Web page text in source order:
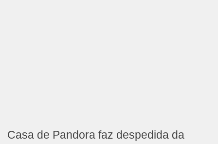
Casa de Pandora faz despedida da